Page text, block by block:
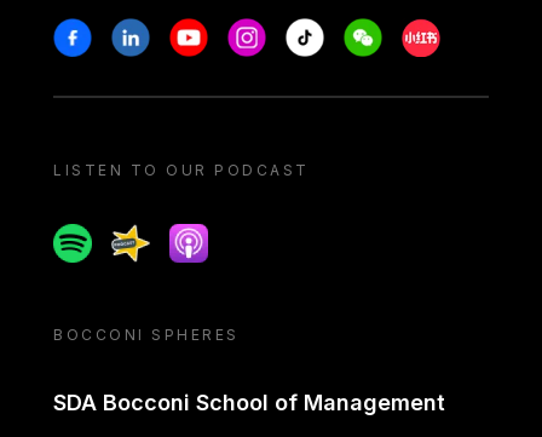
Stay in touch
FacebookLinkedinYoutubeInstagram
Tiktok WeechatXiaohongshu/
LISTEN TO OUR PODCAST
SpotifySpreakerApple podcast
BOCCONI SPHERES
SDA Bocconi School of Management